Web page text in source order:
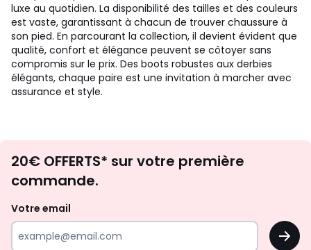
luxe au quotidien. La disponibilité des tailles et des couleurs
est vaste, garantissant à chacun de trouver chaussure à
son pied. En parcourant la collection, il devient évident que
qualité, confort et élégance peuvent se côtoyer sans
compromis sur le prix. Des boots robustes aux derbies
élégants, chaque paire est une invitation à marcher avec
assurance et style.
d'inspirations
surprises?
20€ OFFERTS* sur votre première
commande.
Votre email
OK